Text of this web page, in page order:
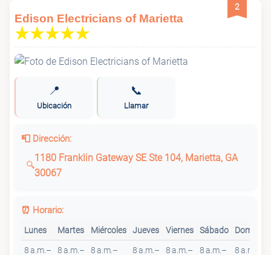
2
Edison Electricians of Marietta
📍
Ubicación
📞
Llamar
📮 Dirección:
1180 Franklin Gateway SE Ste 104, Marietta, GA
30067
⏰ Horario:
Lunes Martes Miércoles Jueves Viernes Sábado Domingo
8 a.m.– 8 a.m.– 8 a.m.– 8 a.m.– 8 a.m.– 8 a.m.– 8 a.m.–